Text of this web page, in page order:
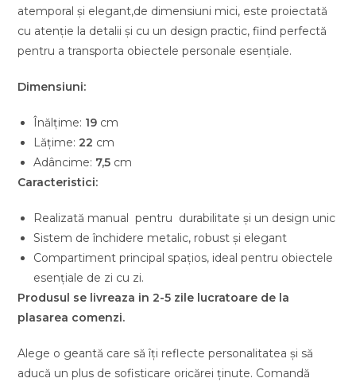
atemporal și elegant,de dimensiuni mici, este proiectată
cu atenție la detalii și cu un design practic, fiind perfectă
pentru a transporta obiectele personale esențiale.
Dimensiuni:
Înălțime: 19 cm
Lățime: 22 cm
Adâncime: 7,5 cm
Caracteristici:
Realizată manual pentru durabilitate și un design unic
Sistem de închidere metalic, robust și elegant
Compartiment principal spațios, ideal pentru obiectele
esențiale de zi cu zi.
Produsul se livreaza in 2-5 zile lucratoare de la
plasarea comenzi.
Alege o geantă care să îți reflecte personalitatea și să
aducă un plus de sofisticare oricărei ținute. Comandă